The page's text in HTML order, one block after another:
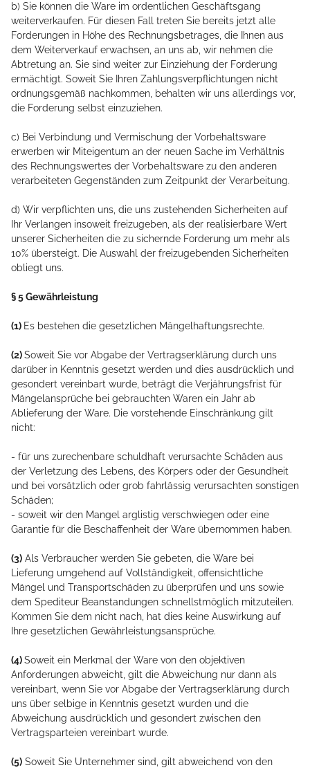
b) Sie können die Ware im ordentlichen Geschäftsgang
weiterverkaufen. Für diesen Fall treten Sie bereits jetzt alle
Forderungen in Höhe des Rechnungsbetrages, die Ihnen aus
dem Weiterverkauf erwachsen, an uns ab, wir nehmen die
Abtretung an. Sie sind weiter zur Einziehung der Forderung
ermächtigt. Soweit Sie Ihren Zahlungsverpflichtungen nicht
ordnungsgemäß nachkommen, behalten wir uns allerdings vor,
die Forderung selbst einzuziehen.
c) Bei Verbindung und Vermischung der Vorbehaltsware
erwerben wir Miteigentum an der neuen Sache im Verhältnis
des Rechnungswertes der Vorbehaltsware zu den anderen
verarbeiteten Gegenständen zum Zeitpunkt der Verarbeitung.
d) Wir verpflichten uns, die uns zustehenden Sicherheiten auf
Ihr Verlangen insoweit freizugeben, als der realisierbare Wert
unserer Sicherheiten die zu sichernde Forderung um mehr als
10% übersteigt. Die Auswahl der freizugebenden Sicherheiten
obliegt uns.
§ 5 Gewährleistung
(1) Es bestehen die gesetzlichen Mängelhaftungsrechte.
(2)Soweit Sie vor Abgabe der Vertragserklärung durch uns
darüber in Kenntnis gesetzt werden und dies ausdrücklich und
gesondert vereinbart wurde, beträgt die Verjährungsfrist für
Mängelansprüche bei gebrauchten Waren ein Jahr ab
Ablieferung der Ware. Die vorstehende Einschränkung gilt
nicht:
- für uns zurechenbare schuldhaft verursachte Schäden aus
der Verletzung des Lebens, des Körpers oder der Gesundheit
und bei vorsätzlich oder grob fahrlässig verursachten sonstigen
Schäden;
- soweit wir den Mangel arglistig verschwiegen oder eine
Garantie für die Beschaffenheit der Ware übernommen haben.
(3) Als Verbraucher werden Sie gebeten, die Ware bei
Lieferung umgehend auf Vollständigkeit, offensichtliche
Mängel und Transportschäden zu überprüfen und uns sowie
dem Spediteur Beanstandungen schnellstmöglich mitzuteilen.
Kommen Sie dem nicht nach, hat dies keine Auswirkung auf
Ihre gesetzlichen Gewährleistungsansprüche.
(4)Soweit ein Merkmal der Ware von den objektiven
Anforderungen abweicht, gilt die Abweichung nur dann als
vereinbart, wenn Sie vor Abgabe der Vertragserklärung durch
uns über selbige in Kenntnis gesetzt wurden und die
Abweichung ausdrücklich und gesondert zwischen den
Vertragsparteien vereinbart wurde.
(5) Soweit Sie Unternehmer sind, gilt abweichend von den